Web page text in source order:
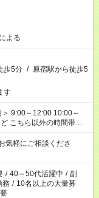
よる
歩5分 / 原宿駅から徒歩5
す
も
軽にご相談くださ
/ 40～50代活躍中 / 副
務 / 10名以上の大量募